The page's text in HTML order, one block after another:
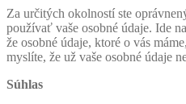
Za určitých okolností ste
používať vaše osobné údaje. Ide
že osobné údaje, ktoré o vás
myslíte, že už vaše osobné údaje
Súhlas